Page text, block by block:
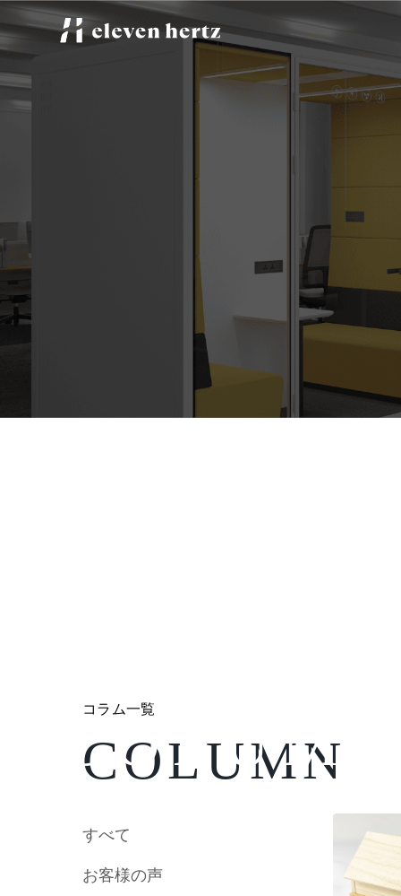
コラム一覧
COLUMN
すべて
お客様の声